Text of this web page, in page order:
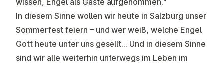
wissen, Engel als Gäste aufgenommen.“
In diesem Sinne wollen wir heute in Salzburg unser
Sommerfest feiern – und wer weiß, welche Engel
Gott heute unter uns gesellt… Und in diesem Sinne
sind wir alle weiterhin unterwegs im Leben im